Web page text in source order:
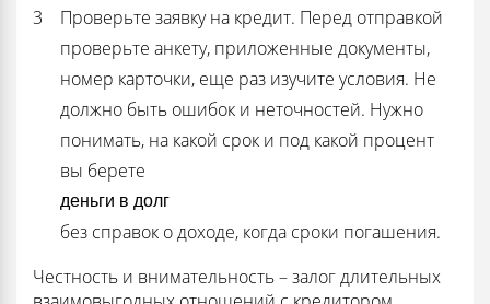
Проверьте заявку на кредит. Перед отправкой
проверьте анкету, приложенные документы,
номер карточки, еще раз изучите условия. Не
должно быть ошибок и неточностей. Нужно
понимать, на какой срок и под какой процент
вы берете
деньги в долг
без справок о доходе, когда сроки погашения.
Честность и внимательность – залог длительных